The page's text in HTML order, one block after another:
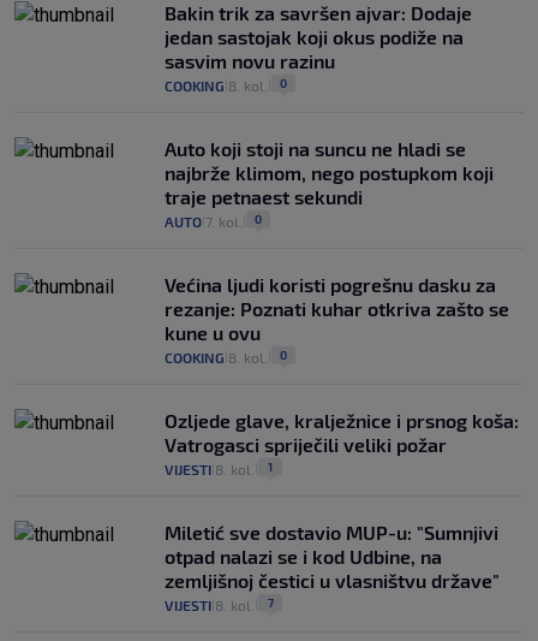
Bakin trik za savršen ajvar: Dodaje
jedan sastojak koji okus podiže na
sasvim novu razinu
COOKING 8. kol. 0
Auto koji stoji na suncu ne hladi se
najbrže klimom, nego postupkom koji
traje petnaest sekundi
AUTO 7. kol. 0
Većina ljudi koristi pogrešnu dasku za
rezanje: Poznati kuhar otkriva zašto se
kune u ovu
COOKING 8. kol. 0
Ozljede glave, kralježnice i prsnog koša:
Vatrogasci spriječili veliki požar
VIJESTI 8. kol. 1
Miletić sve dostavio MUP-u: "Sumnjivi
otpad nalazi se i kod Udbine, na
zemljišnoj čestici u vlasništvu države"
VIJESTI 8. kol. 7